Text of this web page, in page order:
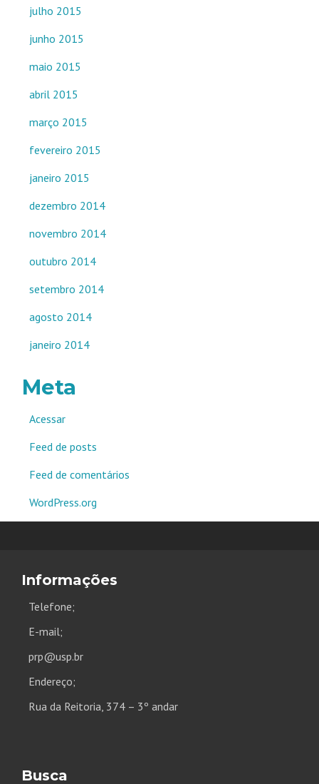
julho 2015
junho 2015
maio 2015
abril 2015
março 2015
fevereiro 2015
janeiro 2015
dezembro 2014
novembro 2014
outubro 2014
setembro 2014
agosto 2014
janeiro 2014
Meta
Acessar
Feed de posts
Feed de comentários
WordPress.org
Informações
Telefone;
E-mail;
prp@usp.br
Endereço;
Rua da Reitoria, 374 – 3º andar
Busca